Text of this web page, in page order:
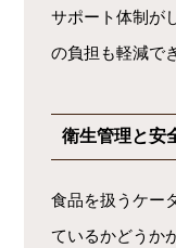
サポート体制が
の負担も軽減で
衛生管理と安
食品を扱うケー
ているかどうか